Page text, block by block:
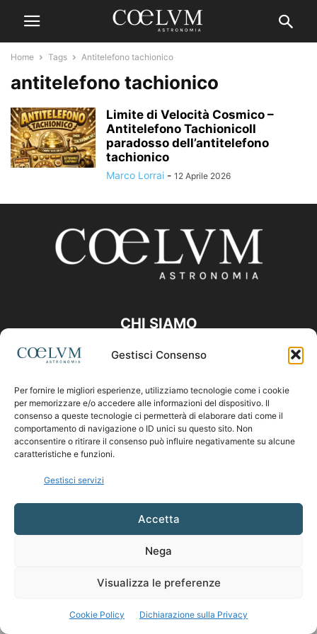
Gestisci Consenso
Per fornire le migliori esperienze, utilizziamo tecnologie come i cookie
per memorizzare e/o accedere alle informazioni del dispositivo. Il
consenso a queste tecnologie ci permetterà di elaborare dati come il
comportamento di navigazione o ID unici su questo sito. Non
acconsentire o ritirare il consenso può influire negativamente su alcune
caratteristiche e funzioni.
Gestisci servizi
Accetta
Nega
Visualizza le preferenze
Cookie Policy Dichiarazione sulla Privacy
Home Tags Antitelefono tachionico
antitelefono tachionico
Limite di Velocità Cosmico –
Antitelefono TachionicoIl
paradosso dell’antitelefono
tachionico
Marco Lorrai - 12 Aprile 2026
CHI SIAMO
Contattaci:
SEGUICI